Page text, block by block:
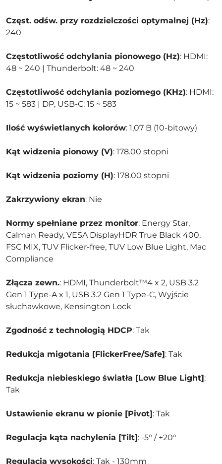
Częst. odśw. przy rozdzielczości optymalnej (Hz):
240
Częstotliwość odchylania pionowego (Hz): HDMI:
48 ~ 240 | Thunderbolt: 48 ~ 240
Częstotliwość odchylania poziomego (KHz): HDMI:
15 ~ 583 | DP, USB-C: 15 ~ 583
Ilość wyświetlanych kolorów: 1,07 B (10-bitowy)
Kąt widzenia pionowy (V): 178.00 stopni
Kąt widzenia poziomy (H): 178.00 stopni
Zakrzywiony ekran: Nie
Normy spełniane przez monitor: Energy Star,
Calman Ready, VESA DisplayHDR True Black 400,
FSC MIX, TUV Flicker-free, TUV Low Blue Light, Mac
Compliance
Złącza zewn.: HDMI, Thunderbolt™4 x 2, USB 3.2
Gen 1 Type-A x 1, USB 3.2 Gen 1 Type-C, Wyjście
słuchawkowe, Kensington Lock
Zgodność z technologią HDCP: Tak
Redukcja migotania [FlickerFree/Safe]: Tak
Redukcja niebieskiego światła [Low Blue Light]:
Tak
Ustawienie ekranu w pionie [Pivot]: Tak
Regulacja kąta nachylenia [Tilt]: -5° / +20°
Regulacja wysokości: Tak - 130mm